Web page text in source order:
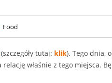
Food
(szczegóły tutaj: klik). Tego dnia,
relację właśnie z tego miejsca.